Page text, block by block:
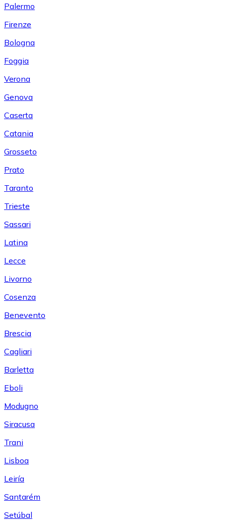
Palermo
Firenze
Bologna
Foggia
Verona
Genova
Caserta
Catania
Grosseto
Prato
Taranto
Trieste
Sassari
Latina
Lecce
Livorno
Cosenza
Benevento
Brescia
Cagliari
Barletta
Eboli
Modugno
Siracusa
Trani
Lisboa
Leiría
Santarém
Setúbal